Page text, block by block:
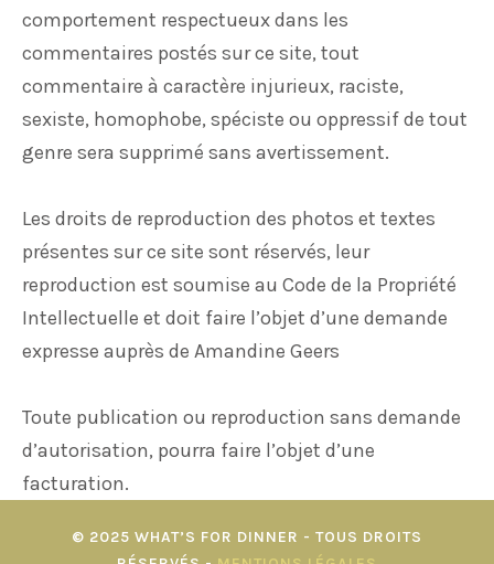
comportement respectueux dans les
commentaires postés sur ce site, tout
commentaire à caractère injurieux, raciste,
sexiste, homophobe, spéciste ou oppressif de tout
genre sera supprimé sans avertissement.
Les droits de reproduction des photos et textes
présentes sur ce site sont réservés, leur
reproduction est soumise au Code de la Propriété
Intellectuelle et doit faire l’objet d’une demande
expresse auprès de Amandine Geers
Toute publication ou reproduction sans demande
d’autorisation, pourra faire l’objet d’une
facturation.
© 2025 WHAT’S FOR DINNER - TOUS DROITS